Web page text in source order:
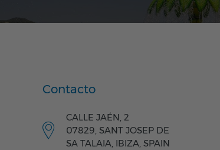
Contacto
CALLE JAÉN, 2
07829, SANT JOSEP DE
SA TALAIA, IBIZA, SPAIN